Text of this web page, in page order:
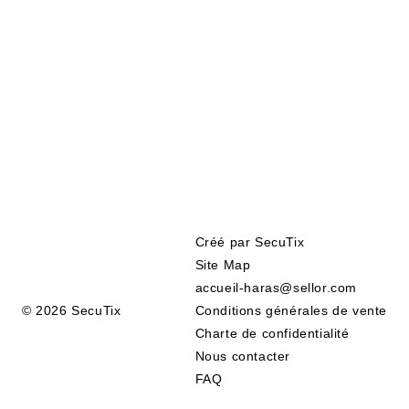
© 2026 SecuTix
Créé par SecuTix
Site Map
accueil-haras@sellor.com
Conditions générales de vente
Charte de confidentialité
Nous contacter
FAQ